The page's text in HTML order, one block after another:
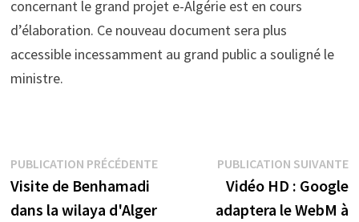
concernant le grand projet e-Algérie est en cours
d’élaboration. Ce nouveau document sera plus
accessible incessamment au grand public a souligné le
ministre.
Navigation
de
PUBLICATION PRÉCÉDENTEPublication
précédente :
Visite de Benhamadi
dans la wilaya d'Alger
PUBLICATION SUIVANTE
Vidéo HD : Google
adaptera le WebM à